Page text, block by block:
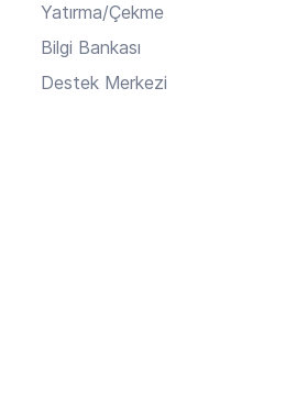
Yatırma/Çekme
Bilgi Bankası
Destek Merkezi